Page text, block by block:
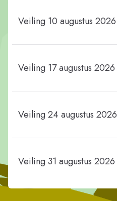
Veiling 10 augustus 2026
Veiling 17 augustus 2026
Veiling 24 augustus 2026
Veiling 31 augustus 2026